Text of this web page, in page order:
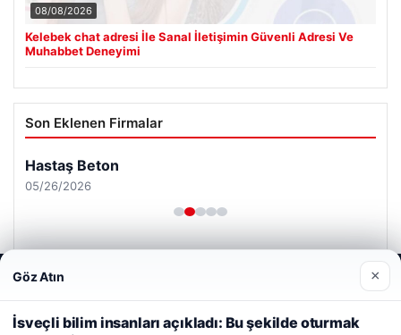
08/08/2026
Kelebek chat adresi İle Sanal İletişimin Güvenli Adresi Ve
Muhabbet Deneyimi
Son Eklenen Firmalar
Hastaş Beton
05/26/2026
© 2026 Haber Nerde | Güncel Haberler
Web sitemizi nasıl kullandığınızı daha iyi anlayabilmek,
deneyiminizi kişiselleştirmek ve geliştirmek amacıyla çerezler
kullanıyoruz.
Çerez Politikamız
Göz Atın ×
İsveçli bilim insanları açıkladı: Bu şekilde oturmak